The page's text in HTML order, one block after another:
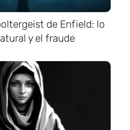
de Enfield: lo
y el fraude